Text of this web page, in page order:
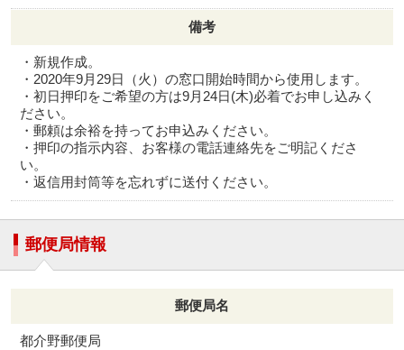
備考
・新規作成。
・2020年9月29日（火）の窓口開始時間から使用します。
・初日押印をご希望の方は9月24日(木)必着でお申し込みく
ださい。
・郵頼は余裕を持ってお申込みください。
・押印の指示内容、お客様の電話連絡先をご明記くださ
い。
・返信用封筒等を忘れずに送付ください。
郵便局情報
郵便局名
都介野郵便局